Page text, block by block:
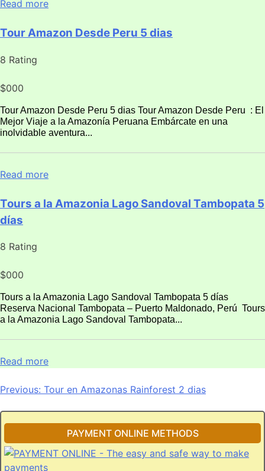
Read more
Tour Amazon Desde Peru 5 dias
8 Rating
$000
Tour Amazon Desde Peru 5 dias Tour Amazon Desde Peru : El
Mejor Viaje a la Amazonía Peruana Embárcate en una
inolvidable aventura...
Read more
Tours a la Amazonia Lago Sandoval Tambopata 5
días
8 Rating
$000
Tours a la Amazonia Lago Sandoval Tambopata 5 días
Reserva Nacional Tambopata – Puerto Maldonado, Perú Tours
a la Amazonia Lago Sandoval Tambopata...
Read more
Navegación
de
Previous: Tour en Amazonas Rainforest 2 dias
PAYMENT ONLINE METHODS